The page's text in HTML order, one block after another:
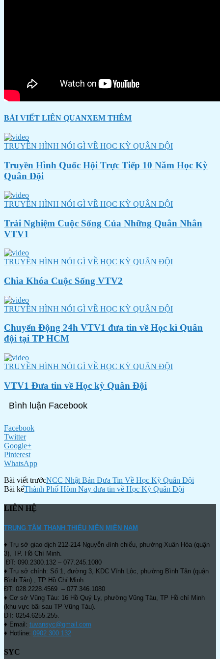
BÀI VIẾT LIÊN QUANXEM THÊM
TRUYỀN HÌNH NÓI GÌ VỀ HỌC KỲ QUÂN ĐỘI
Truyền Hình Quốc Hội Trực Tiếp 10 Năm Học Kỳ
Quân Đội
TRUYỀN HÌNH NÓI GÌ VỀ HỌC KỲ QUÂN ĐỘI
Trải Nghiệm Cuộc Sống Của Những Quân Nhân
VTV1
TRUYỀN HÌNH NÓI GÌ VỀ HỌC KỲ QUÂN ĐỘI
Chìa Khóa Cuộc Sống VTV2
TRUYỀN HÌNH NÓI GÌ VỀ HỌC KỲ QUÂN ĐỘI
Chuyển Động 24h VTV1 đưa tin về Học kì Quân
đội tại TP HCM
TRUYỀN HÌNH NÓI GÌ VỀ HỌC KỲ QUÂN ĐỘI
VTV1 Đưa tin về Học kỳ Quân Đội
Bình luận Facebook
Facebook
Twitter
Google+
Pinterest
WhatsApp
Bài viết trướcNCC Nhật Bản Đưa Tin Về Học Kỳ Quân Đội
Bài kếThành Phố Hôm Nay đưa tin về Học Kỳ Quân Đội
LIÊN HỆ
TRUNG TÂM THANH THIẾU NIÊN MIỀN NAM
♦ Trụ sở giao dịch 212-214 Nguyễn đình chiểu, phường Xuân Hòa (quận
3), TP. Hồ Chí Minh.
ĐT: 090.2300.132 – 077.245.1080
♦ Trụ sở chính: Số 1, đường 3, KDC Vĩnh Lộc, phường Bình Tân (quận
Bình Tân) , TP Hồ Chí Minh.
ĐT: 028.2228.4569 – 077.346.1080
♦ Cơ sở Vũng Tàu: 16 Hồ Quý Ly, phường Vũng Tàu, TP Hồ chí Minh
(khu vực bãi sau TP Vũng Tàu).
ĐT: 0254.6255.255.
♦ Email: tuvansyc@gmail.com
♦ Hotline: 0902 300 132
SYC